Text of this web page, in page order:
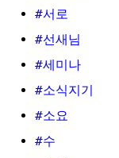
#서로
#선새님
#세미나
#소식지기
#소요
#수